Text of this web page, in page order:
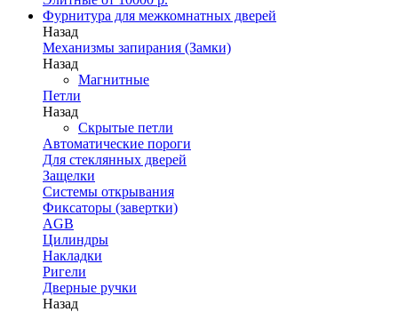
Фурнитура для межкомнатных дверей
Назад
Механизмы запирания (Замки)
Назад
Магнитные
Петли
Назад
Скрытые петли
Автоматические пороги
Для стеклянных дверей
Защелки
Системы открывания
Фиксаторы (завертки)
AGB
Цилиндры
Накладки
Ригели
Дверные ручки
Назад